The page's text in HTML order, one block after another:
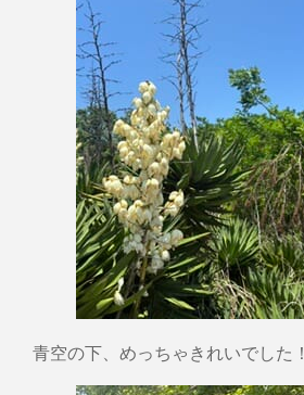
青空の下、めっちゃきれいでした！